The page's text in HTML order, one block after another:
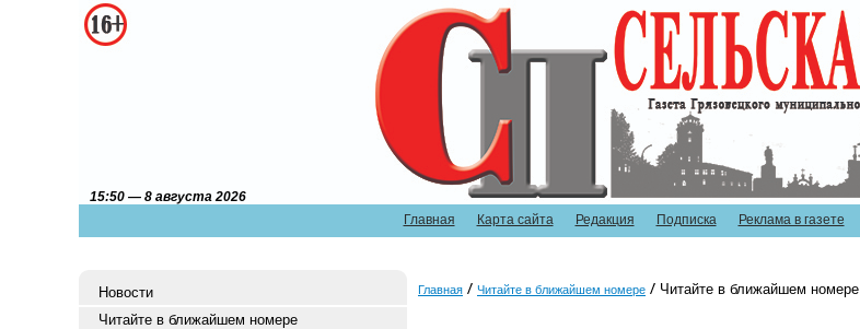
Главная Карта сайта Редакция Подписка Реклама в газете
15:50 — 8 августа 2026
Новости
Читайте в ближайшем номере
Главная Читайте в ближайшем номере Читайте в ближайшем номере